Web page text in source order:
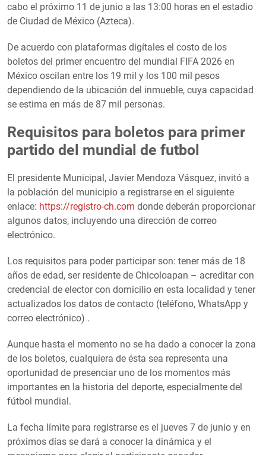
cabo el próximo 11 de junio a las 13:00 horas en el estadio
de Ciudad de México (Azteca).
De acuerdo con plataformas digítales el costo de los
boletos del primer encuentro del mundial FIFA 2026 en
México oscilan entre los 19 mil y los 100 mil pesos
dependiendo de la ubicación del inmueble, cuya capacidad
se estima en más de 87 mil personas.
Requisitos para boletos para primer
partido del mundial de futbol
El presidente Municipal, Javier Mendoza Vásquez, invitó a
la población del municipio a registrarse en el siguiente
enlace: https://registro-ch.com donde deberán proporcionar
algunos datos, incluyendo una dirección de correo
electrónico.
Los requisitos para poder participar son: tener más de 18
años de edad, ser residente de Chicoloapan – acreditar con
credencial de elector con domicilio en esta localidad y tener
actualizados los datos de contacto (teléfono, WhatsApp y
correo electrónico) .
Aunque hasta el momento no se ha dado a conocer la zona
de los boletos, cualquiera de ésta sea representa una
oportunidad de presenciar uno de los momentos más
importantes en la historia del deporte, especialmente del
fútbol mundial.
La fecha límite para registrarse es el jueves 7 de junio y en
próximos días se dará a conocer la dinámica y el